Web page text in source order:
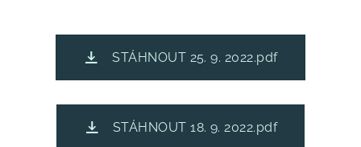
STÁHNOUT 25. 9. 2022.pdf
STÁHNOUT 18. 9. 2022.pdf